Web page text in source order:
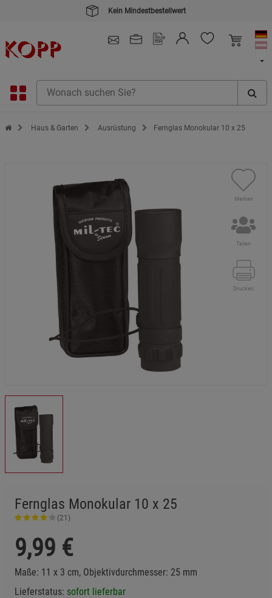
Kein Mindestbestellwert
Zur Startseite des Kopp Verlag Online-Shop
Haus & Garten Ausrüstung Fernglas Monokular 10 x 25
Merken
Teilen
Drucken
Fernglas Monokular 10 x 25
(21)
9,99 €
Maße: 11 x 3 cm, Objektivdurchmesser: 25 mm
Lieferstatus: sofort lieferbar